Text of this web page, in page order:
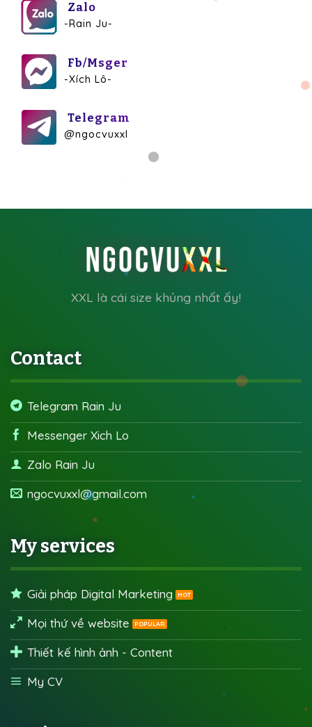
Zalo
-Rain Ju-
Fb/Msger
-Xích Lô-
Telegram
@ngocvuxxl
XXL là cái size khủng nhất ấy!
Contact
Telegram Rain Ju
Messenger Xich Lo
Zalo Rain Ju
ngocvuxxl@gmail.com
My services
Giải pháp Digital Marketing
Mọi thứ về website
Thiết kế hình ảnh - Content
My CV